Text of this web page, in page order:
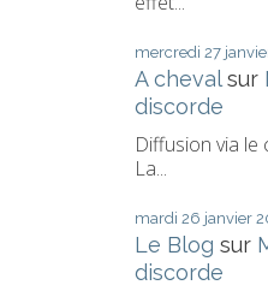
mercredi 27
A chevalsur
discorde
Diffusion via le
La...
mardi 26 janvier
Le Blog sur
discorde